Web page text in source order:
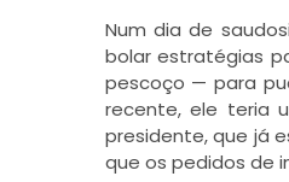
Num dia de
bolar estratégias
pescoço — para
recente, ele teria
presidente, que já
que os pedidos de